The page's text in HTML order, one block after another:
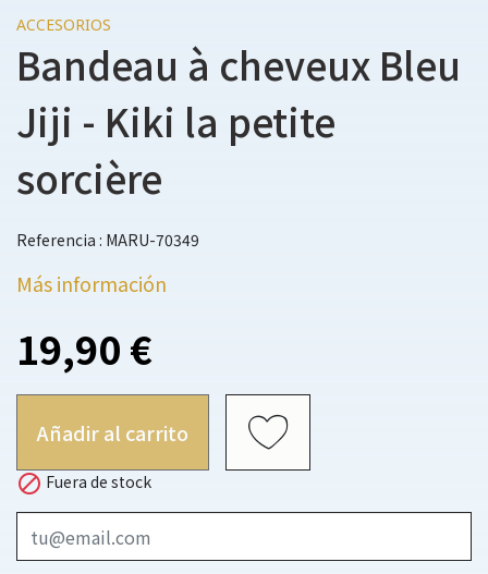
ACCESORIOS
Bandeau à cheveux Bleu
Jiji - Kiki la petite
sorcière
Referencia : MARU-70349
Más información
19,90 €
Añadir al carrito
 Fuera de stock